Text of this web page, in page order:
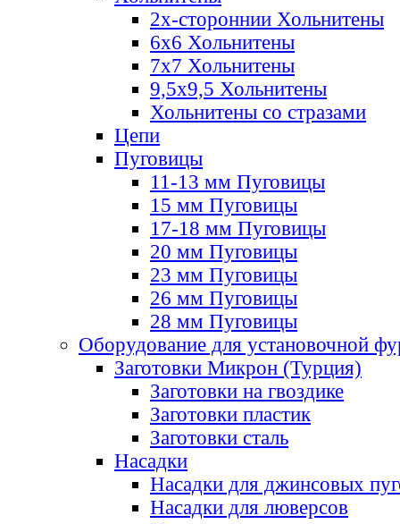
2х-стороннии Хольнитены
6х6 Хольнитены
7х7 Хольнитены
9,5х9,5 Хольнитены
Хольнитены со стразами
Цепи
Пуговицы
11-13 мм Пуговицы
15 мм Пуговицы
17-18 мм Пуговицы
20 мм Пуговицы
23 мм Пуговицы
26 мм Пуговицы
28 мм Пуговицы
Оборудование для установочной
Заготовки Микрон (Турция)
Заготовки на гвоздике
Заготовки пластик
Заготовки сталь
Насадки
Насадки для джинсовых
Насадки для люверсов